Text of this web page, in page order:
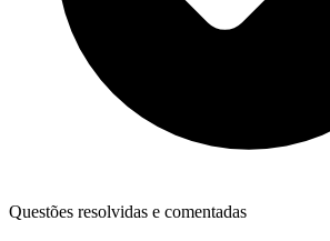
Questões resolvidas e comentadas